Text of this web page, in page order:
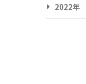
2022年